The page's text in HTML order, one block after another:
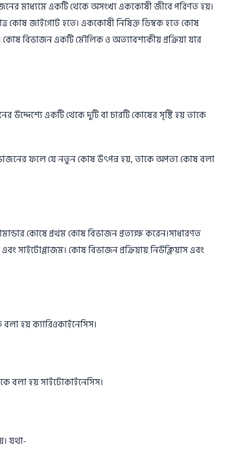
মাধ্যমে একটি থেকে অসংখ্য এককোষী জীবে পরিণত হয়।
কোষ জাইগােট হতে। এককোষী নিষিক্ত ডিম্বক হতে কোষ
কোষ বিভাজন একটি মৌলিক ও অত্যাবশ্যকীয় প্রক্রিয়া যার
উদ্দেশ্যে একটি থেকে দুটি বা চারটি কোষের সৃষ্টি হয় তাকে
ফলে যে নতুন কোষ উৎপন্ন হয়, তাকে অপত্য কোষ বলা
কোষে প্রথম কোষ বিভাজন প্রত্যক্ষ করেন।সাধারণত
সাইটোপ্লাজম। কোষ বিভাজন প্রক্রিয়ায় নিউক্লিয়াস এবং
হয় ক্যারিওকাইনেসিস।
বলা হয় সাইটোকাইনেসিস।
যথা-